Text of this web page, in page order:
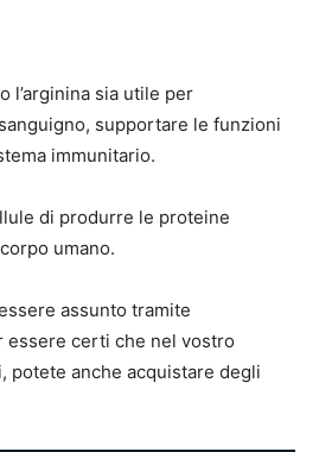
l’arginina sia utile per
supportare le funzioni
immunitario.
di produrre le proteine
umano.
assunto tramite
essere certi che nel vostro
potete anche acquistare degli